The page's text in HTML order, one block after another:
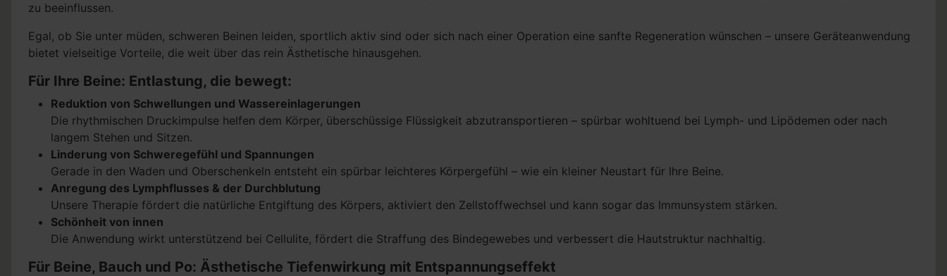
zu beeinflussen.
Egal, ob Sie unter müden, schweren Beinen leiden, sportlich aktiv sind oder sich nach einer Operation eine sanfte Regeneration wünschen – unsere Geräteanwendung
bietet vielseitige Vorteile, die weit über das rein Ästhetische hinausgehen.
Für Ihre Beine: Entlastung, die bewegt:
Reduktion von Schwellungen und Wassereinlagerungen
Die rhythmischen Druckimpulse helfen dem Körper, überschüssige Flüssigkeit abzutransportieren – spürbar wohltuend bei Lymph- und Lipödemen oder nach
langem Stehen und Sitzen.
Linderung von Schweregefühl und Spannungen
Gerade in den Waden und Oberschenkeln entsteht ein spürbar leichteres Körpergefühl – wie ein kleiner Neustart für Ihre Beine.
Anregung des Lymphflusses & der Durchblutung
Unsere Therapie fördert die natürliche Entgiftung des Körpers, aktiviert den Zellstoffwechsel und kann sogar das Immunsystem stärken.
Schönheit von innen
Die Anwendung wirkt unterstützend bei Cellulite, fördert die Straffung des Bindegewebes und verbessert die Hautstruktur nachhaltig.
Für Beine, Bauch und Po: Ästhetische Tiefenwirkung mit Entspannungseffekt